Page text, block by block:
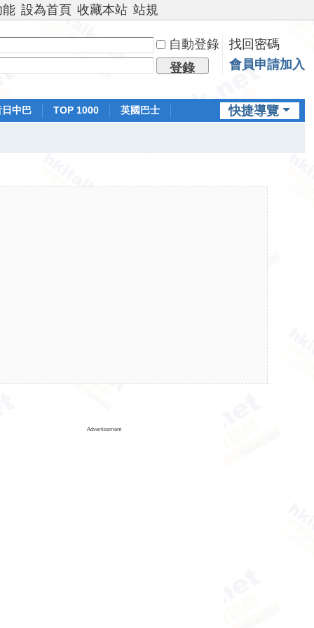
能 設為首頁 收藏本站 站規
自動登錄
找回密碼
登錄
會員申請加入
快捷導覽
日中巴 TOP 1000
英國巴士
Advertisement